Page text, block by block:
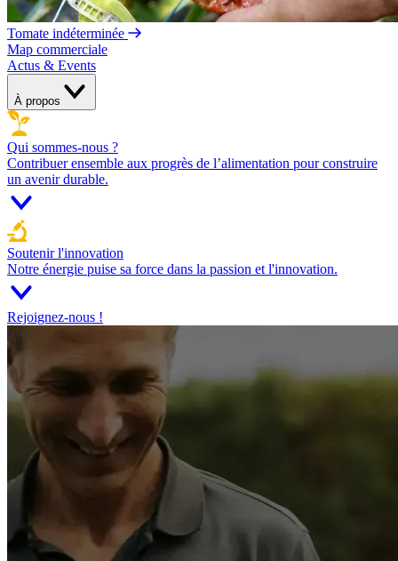
Tomate indéterminée
Map commerciale
Actus & Events
À propos
Qui sommes-nous ?
Contribuer ensemble aux progrès de l’alimentation pour construire
un avenir durable.
Soutenir l'innovation
Notre énergie puise sa force dans la passion et l'innovation.
Rejoignez-nous !